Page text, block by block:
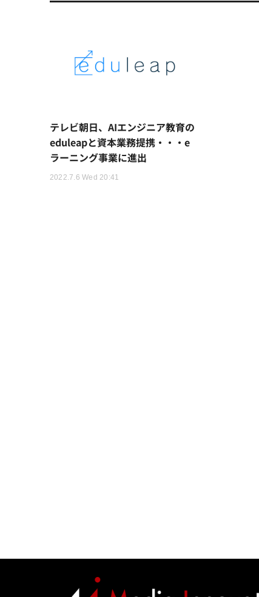
テレビ朝日、AIエンジニア教育の
eduleapと資本業務提携・・・e
ラーニング事業に進出
2022.7.6 Wed 20:41